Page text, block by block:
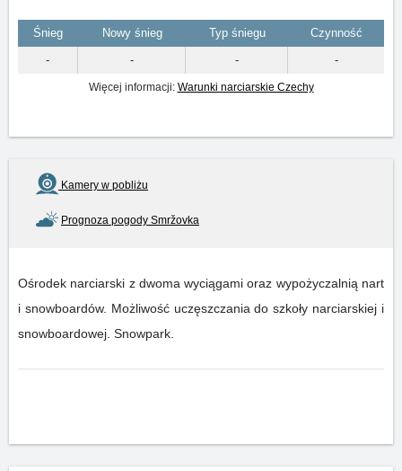
Śnieg Nowy śnieg Typ śniegu
Czynność
-
- - -
Więcej informacji: Warunki narciarskie Czechy
Kamery w pobliżu
Prognoza pogody Smržovka
Ośrodek narciarski z dwoma wyciągami oraz wypożyczalnią nart
i snowboardów. Możliwość uczęszczania do szkoły narciarskiej i
snowboardowej. Snowpark.